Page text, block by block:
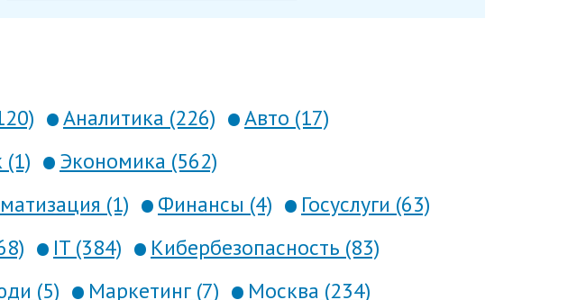
Аналитика (226)
Авто (17)
Экономика (562)
(1) Финансы (4)
Госуслуги (63)
IT (384)
Кибербезопасность (83)
(5) Маркетинг (7)
Москва (234)